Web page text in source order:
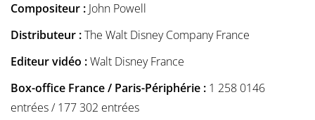
Compositeur : John Powell
Distributeur :The Walt Disney Company France
Editeur vidéo :Walt Disney France
Box-office France / Paris-Périphérie : 1 258 0146
entrées / 177 302 entrées